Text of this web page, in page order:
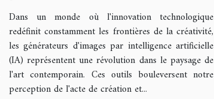
la créativité artistique
Dans un monde où l'innovation technologique
redéfinit constamment les frontières de la créativité,
les générateurs d'images par intelligence artificielle
(IA) représentent une révolution dans le paysage de
l'art contemporain. Ces outils bouleversent notre
perception de l'acte de création et...